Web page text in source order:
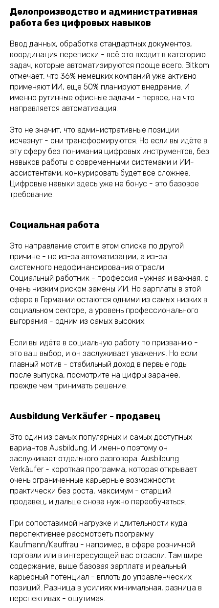
Делопроизводство и административная
работа без цифровых навыков
Ввод данных, обработка стандартных документов,
координация переписки - всё это входит в категорию
задач, которые автоматизируются проще всего. Bitkom
отмечает, что 36% немецких компаний уже активно
применяют ИИ, ещё 50% планируют внедрение. И
именно рутинные офисные задачи - первое, на что
направляется автоматизация.
Это не значит, что административные позиции
исчезнут - они трансформируются. Но если вы идёте в
эту сферу без понимания цифровых инструментов, без
навыков работы с современными системами и ИИ-
ассистентами, конкурировать будет всё сложнее.
Цифровые навыки здесь уже не бонус - это базовое
требование.
Социальная работа
Это направление стоит в этом списке по другой
причине - не из-за автоматизации, а из-за
системного недофинансирования отрасли.
Социальный работник - профессия нужная и важная, с
очень низким риском замены ИИ. Но зарплаты в этой
сфере в Германии остаются одними из самых низких в
социальном секторе, а уровень профессионального
выгорания - одним из самых высоких.
Если вы идёте в социальную работу по призванию -
это ваш выбор, и он заслуживает уважения. Но если
главный мотив - стабильный доход в первые годы
после выпуска, посмотрите на цифры заранее,
прежде чем принимать решение.
Ausbildung Verkäufer - продавец
Это один из самых популярных и самых доступных
вариантов Ausbildung. И именно поэтому он
заслуживает отдельного разговора. Ausbildung
Verkäufer - короткая программа, которая открывает
очень ограниченные карьерные возможности:
практически без роста, максимум - старший
продавец, и дальше снова нужно переобучаться.
При сопоставимой нагрузке и длительности куда
перспективнее рассмотреть программу
Kaufmann/Kauffrau - например, в сфере розничной
торговли или в интересующей вас отрасли. Там шире
содержание, выше базовая зарплата и реальный
карьерный потенциал - вплоть до управленческих
позиций. Разница в усилиях минимальная, разница в
перспективах - ощутимая.